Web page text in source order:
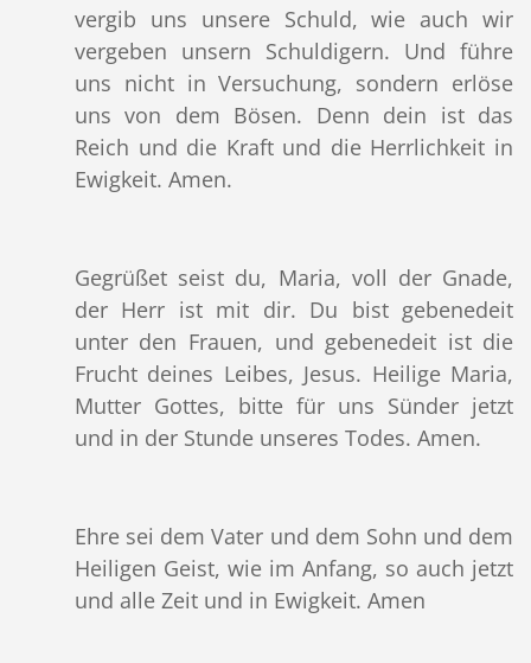
vergib uns unsere Schuld, wie auch wir
vergeben unsern Schuldigern. Und führe
uns nicht in Versuchung, sondern erlöse
uns von dem Bösen. Denn dein ist das
Reich und die Kraft und die Herrlichkeit in
Ewigkeit. Amen.
Gegrüßet seist du, Maria, voll der Gnade,
der Herr ist mit dir. Du bist gebenedeit
unter den Frauen, und gebenedeit ist die
Frucht deines Leibes, Jesus. Heilige Maria,
Mutter Gottes, bitte für uns Sünder jetzt
und in der Stunde unseres Todes. Amen.
Ehre sei dem Vater und dem Sohn und dem
Heiligen Geist, wie im Anfang, so auch jetzt
und alle Zeit und in Ewigkeit. Amen